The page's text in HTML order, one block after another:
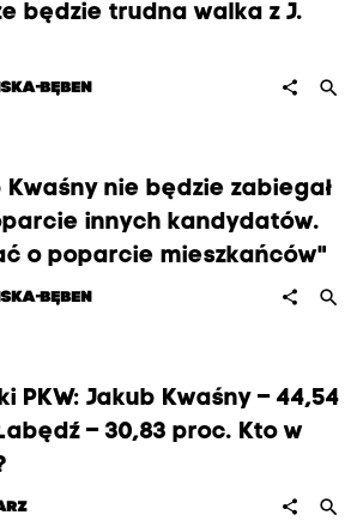
będzie trudna walka z J.
BĘBEN share search
nie będzie zabiegał
innych kandydatów.
o poparcie mieszkańców"
BĘBEN share search
PKW: Jakub Kwaśny – 44,54
– 30,83 proc. Kto w
share search